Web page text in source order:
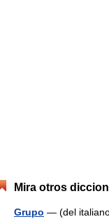
Mira otros
Grupo — (del